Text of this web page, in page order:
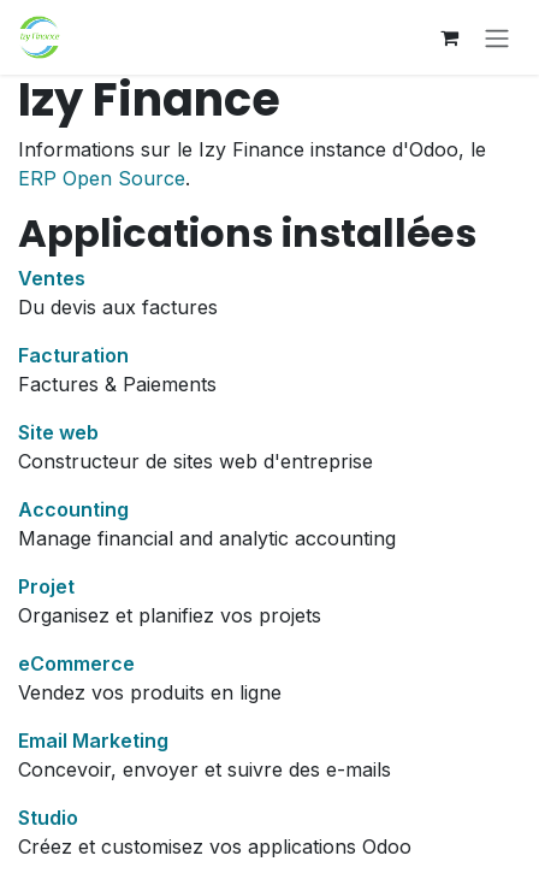
Se rendre au contenu
Izy Finance
Informations sur le Izy Finance instance d'Odoo, le
ERP Open Source.
Applications installées
Ventes
Du devis aux factures
Facturation
Factures & Paiements
Site web
Constructeur de sites web d'entreprise
Accounting
Manage financial and analytic accounting
Projet
Organisez et planifiez vos projets
eCommerce
Vendez vos produits en ligne
Email Marketing
Concevoir, envoyer et suivre des e-mails
Studio
Créez et customisez vos applications Odoo